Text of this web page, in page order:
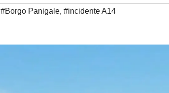
#Borgo Panigale, #incidente A14